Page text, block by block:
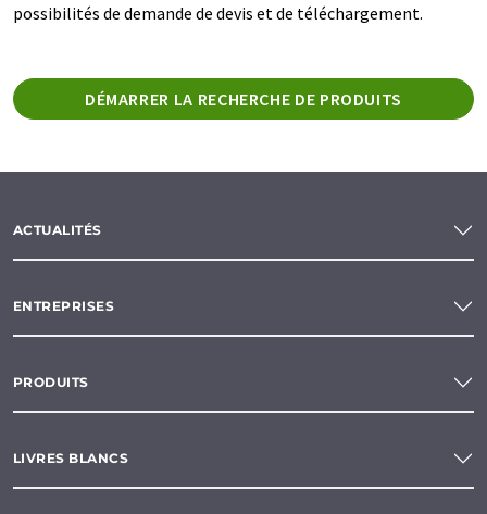
possibilités de demande de devis et de téléchargement.
DÉMARRER LA RECHERCHE DE PRODUITS
ACTUALITÉS
ENTREPRISES
PRODUITS
LIVRES BLANCS